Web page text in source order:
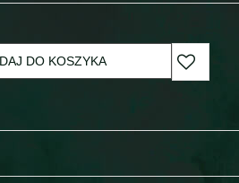
DO KOSZYKA